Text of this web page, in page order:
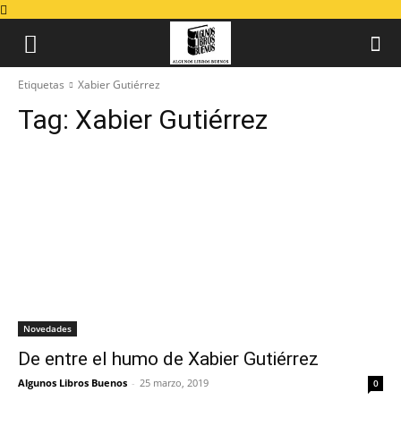
Etiquetas Xabier Gutiérrez
Tag: Xabier Gutiérrez
Novedades
De entre el humo de Xabier Gutiérrez
Algunos Libros Buenos - 25 marzo, 2019 0